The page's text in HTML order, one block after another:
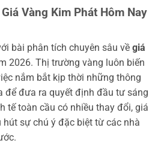
Vàng Kim Phát Hôm Nay
bài phân tích chuyên sâu về giá
2026. Thị trường vàng luôn biến
nắm bắt kịp thời những thông
để đưa ra quyết định đầu tư sáng
tế toàn cầu có nhiều thay đổi, giá
sự chú ý đặc biệt từ các nhà